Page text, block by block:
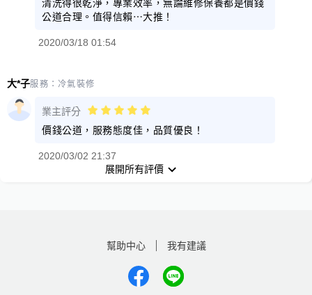
清洗得很乾淨，專業效率，無論維修保養都是價錢
公道合理。值得信賴⋯大推！
2020/03/18 01:54
大*子服務： 冷氣裝修
業主評分
價錢公道，服務態度佳，品質優良！
2020/03/02 21:37
展開所有評價
幫助中心 我有建議